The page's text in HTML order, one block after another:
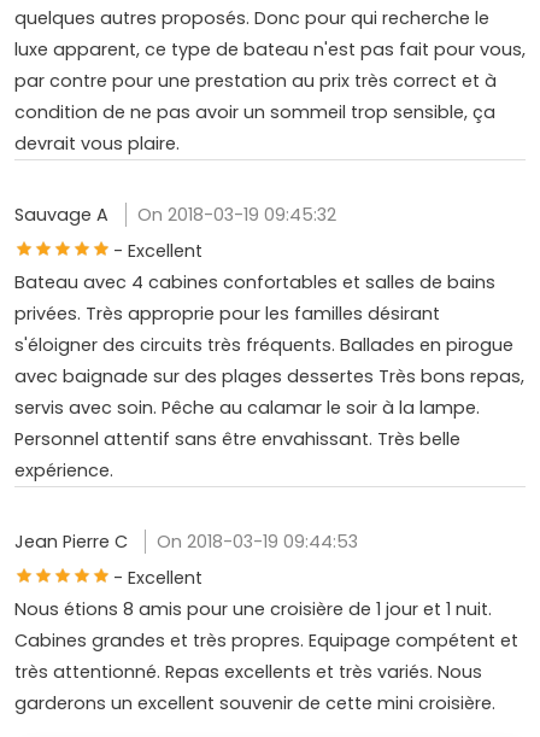
quelques autres proposés. Donc pour qui recherche le
luxe apparent, ce type de bateau n'est pas fait pour vous,
par contre pour une prestation au prix très correct et à
condition de ne pas avoir un sommeil trop sensible, ça
devrait vous plaire.
Sauvage A
On 2018-03-19 09:45:32
- Excellent
Bateau avec 4 cabines confortables et salles de bains
privées. Très approprie pour les familles désirant
s'éloigner des circuits très fréquents. Ballades en pirogue
avec baignade sur des plages dessertes Très bons repas,
servis avec soin. Pêche au calamar le soir à la lampe.
Personnel attentif sans être envahissant. Très belle
expérience.
Jean Pierre C
On 2018-03-19 09:44:53
- Excellent
Nous étions 8 amis pour une croisière de 1 jour et 1 nuit.
Cabines grandes et très propres. Equipage compétent et
très attentionné. Repas excellents et très variés. Nous
garderons un excellent souvenir de cette mini croisière.